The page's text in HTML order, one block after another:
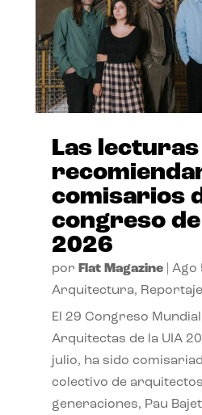
Las
comisarios
congreso
2026
por Flat Magazine| Ago
Arquitectura, Reportaje
El 29 Congreso
Arquitectas de la UIA
julio, ha sido
colectivo de
generaciones, Pau